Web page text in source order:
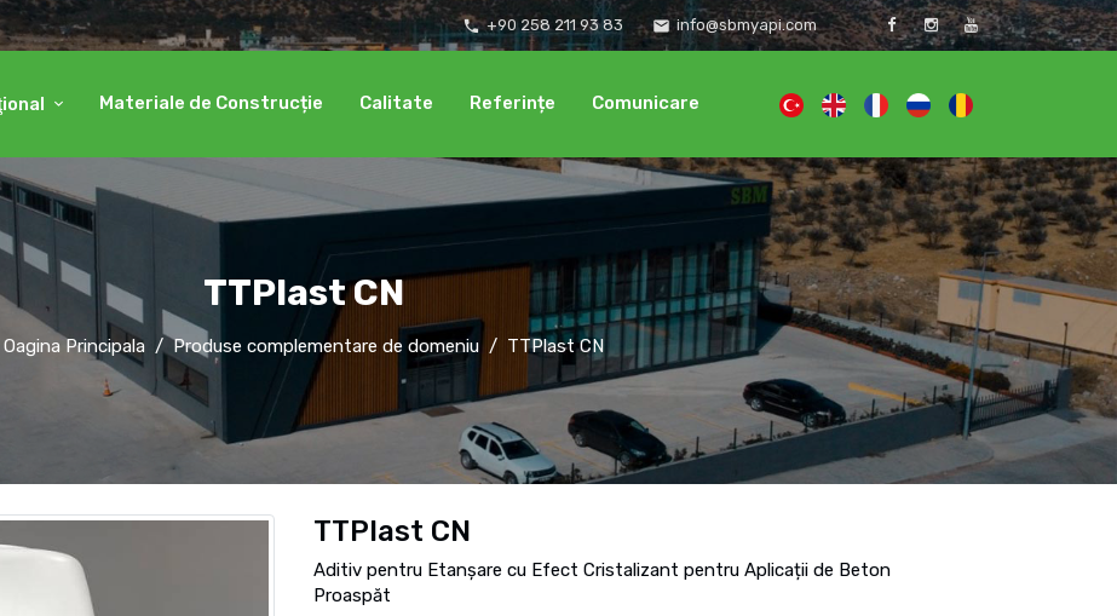
local_phone +90 258 211 93 83 email info@sbmyapi.com
Materiale de Construcție Calitate Referințe Comunicare
TTPlast CN
Oagina Principala Produse complementare de domeniu TTPlast CN
TTPlast CN
Aditiv pentru Etanșare cu Efect Cristalizant pentru Aplicații de Beton
Proaspăt